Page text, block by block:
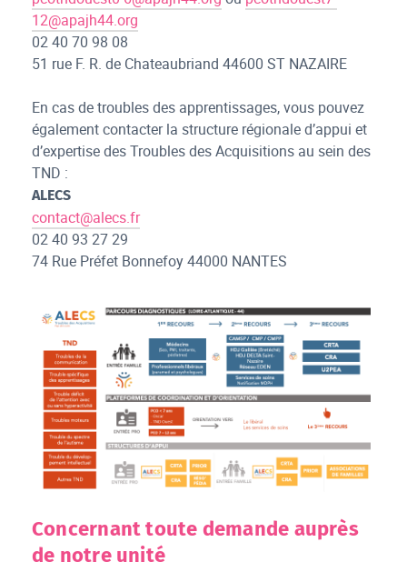
12@apajh44.org
02 40 70 98 08
51 rue F. R. de Chateaubriand 44600 ST NAZAIRE
En cas de troubles des apprentissages, vous pouvez
également contacter la structure régionale d’appui et
d’expertise des Troubles des Acquisitions au sein des
TND :
ALECS
contact@alecs.fr
02 40 93 27 29
74 Rue Préfet Bonnefoy 44000 NANTES
ALECS Troubles des Acquisitions
Concernant toute demande auprès
de notre unité